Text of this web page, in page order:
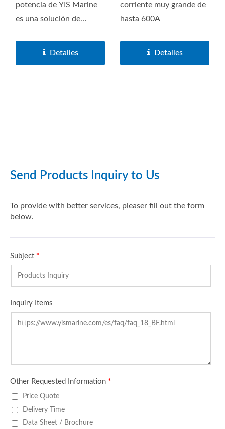
potencia de YIS Marine
es una solución de
combina...
Detalles
corriente muy grande de
hasta 600A
Detalles